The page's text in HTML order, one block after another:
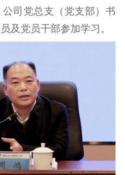
司党总支（党支部）书
及党员干部参加学习。